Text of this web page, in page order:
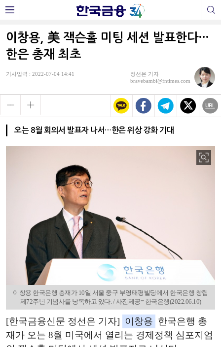
이창용, 美 잭슨홀 미팅 세션 발표한다…
한은 총재 최초
기사입력 : 2022-07-04 14:41
정선은 기자
bravebambi@fntimes.com
오는 8월 회의서 발표자 나서…한은 위상 강화 기대
이창용 한국은행 총재가 10일 서울 중구 부영태평빌딩에서 한국은행 창립
제72주년 기념사를 낭독하고 있다. / 사진제공= 한국은행(2022.06.10)
[한국금융신문 정선은 기자] 이창용 한국은행 총
재가 오는 8월 미국에서 열리는 경제정책 심포지엄